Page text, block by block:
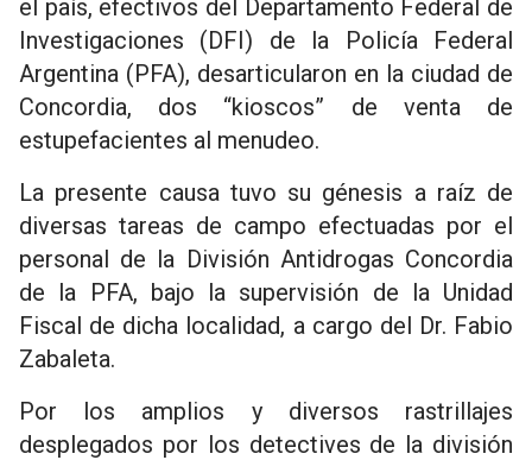
el país, efectivos del Departamento Federal de
Investigaciones (DFI) de la Policía Federal
Argentina (PFA), desarticularon en la ciudad de
Concordia, dos “kioscos” de venta de
estupefacientes al menudeo.
La presente causa tuvo su génesis a raíz de
diversas tareas de campo efectuadas por el
personal de la División Antidrogas Concordia
de la PFA, bajo la supervisión de la Unidad
Fiscal de dicha localidad, a cargo del Dr. Fabio
Zabaleta.
Por los amplios y diversos rastrillajes
desplegados por los detectives de la división